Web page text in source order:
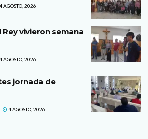
4 AGOSTO, 2026
Rey vivieron semana
4 AGOSTO, 2026
jornada de
4 AGOSTO, 2026